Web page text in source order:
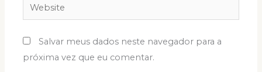
Website
Salvar meus dados neste navegador para a
próxima vez que eu comentar.